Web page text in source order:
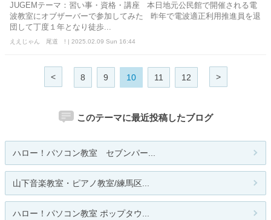
JUGEMテーマ：習い事・資格・講座 本日地元公民館で開催される電
波教室にオブザーバーで参加してみた 昨年で電波適正利用推進員を退
団して丁度１年となり徒歩...
ええじゃん 尾道 ! | 2025.02.09 Sun 16:44
< 8 9 10 11 12 >
このテーマに最近投稿したブログ
ハロー！パソコン教室 セブンパー...
山下音楽教室・ピアノ教室/練馬区...
ハロー！パソコン教室 ポップタウ...